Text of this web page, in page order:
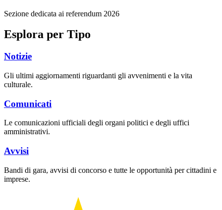
Sezione dedicata ai referendum 2026
Esplora per Tipo
Notizie
Gli ultimi aggiornamenti riguardanti gli avvenimenti e la vita
culturale.
Comunicati
Le comunicazioni ufficiali degli organi politici e degli uffici
amministrativi.
Avvisi
Bandi di gara, avvisi di concorso e tutte le opportunità per cittadini e
imprese.